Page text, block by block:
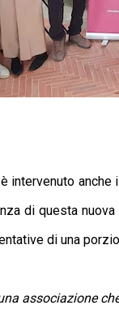
intervenuto anche
di questa
di una
associazione